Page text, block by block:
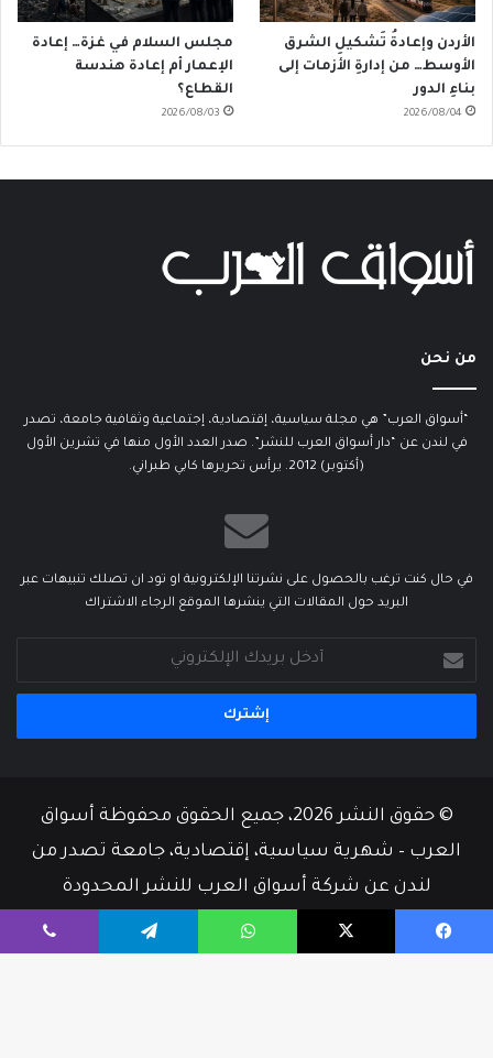
الأردن وإعادةُ تَشكيلِ الشرق
الأوسط… من إدارةِ الأزمات إلى
بناءِ الدور
2026/08/04
مجلس السلام في غزة… إعادة
الإعمار أم إعادة هندسة
القطاع؟
2026/08/03
من نحن
“أسواق العرب” هي مجلة سياسية، إقتصادية، إجتماعية وثقافية جامعة، تصدر
في لندن عن “دار أسواق العرب للنشر”. صدر العدد الأول منها في تشرين الأول
(أكتوبر) 2012. يرأس تحريرها كابي طبراني.
في حال كنت ترغب بالحصول على نشرتنا الإلكترونية او تود ان تصلك تنبيهات عبر
البريد حول المقالات التي ينشرها الموقع الرجاء الاشتراك
بريدك
الإلكتروني
© حقوق النشر 2026، جميع الحقوق محفوظة أسواق
العرب – شهرية سياسية، إقتصادية، جامعة تصدر من
لندن عن شركة أسواق العرب للنشر المحدودة
من نحن أسرة التحرير إتصل بنا
فيسبوك ‫X واتساب تيلقرام ڤايبر